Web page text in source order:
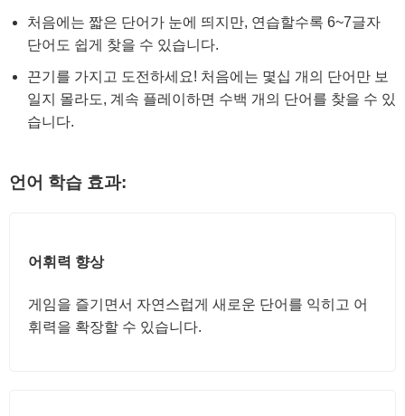
처음에는 짧은 단어가 눈에 띄지만, 연습할수록 6~7글자
단어도 쉽게 찾을 수 있습니다.
끈기를 가지고 도전하세요! 처음에는 몇십 개의 단어만 보
일지 몰라도, 계속 플레이하면 수백 개의 단어를 찾을 수 있
습니다.
언어 학습 효과:
어휘력 향상
게임을 즐기면서 자연스럽게 새로운 단어를 익히고 어
휘력을 확장할 수 있습니다.